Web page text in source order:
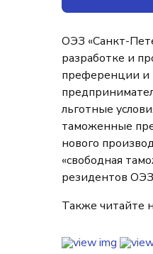
ОЭЗ «Санкт-
разработке и
преференции и
льготные
таможенные
нового
«свободная
резидентов
Также читайте